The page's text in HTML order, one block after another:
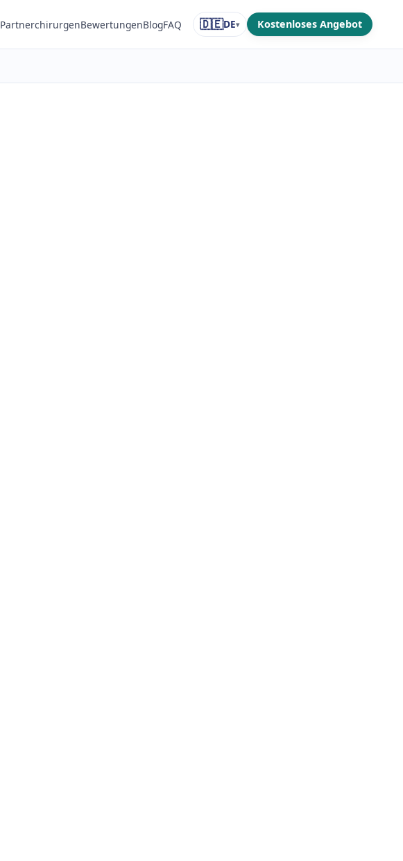
PartnerchirurgenBewertungenBlogFAQ 🇩🇪DE▾ Kostenloses Angebot